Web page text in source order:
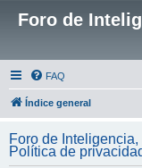
Foro de
FAQ
Índice general
Foro de
Política de